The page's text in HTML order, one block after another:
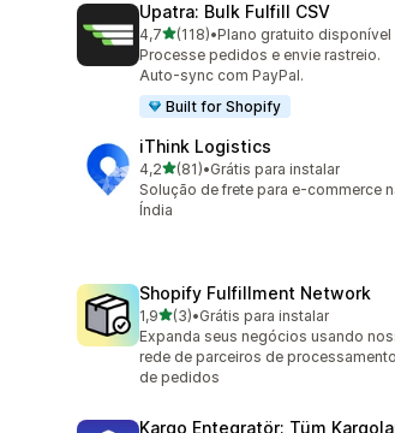
Upatra: Bulk Fulfill CSV
4,7de 5 estrelas
(118)
118 avaliações ao todo
•Plano gratuito disponível
Processe pedidos e envie rastreio.
Auto-sync com PayPal.
Built for Shopify
iThink Logistics
4,2de 5 estrelas
(81)
81 avaliações ao todo
•Grátis para instalar
Solução de frete para e-commerce
Índia
Shopify Fulfillment Network
1,9de 5 estrelas
(3)
3 avaliações ao todo
•Grátis para instalar
Expanda seus negócios usando
rede de parceiros de processamento
de pedidos
Kargo Entegratör: Tüm